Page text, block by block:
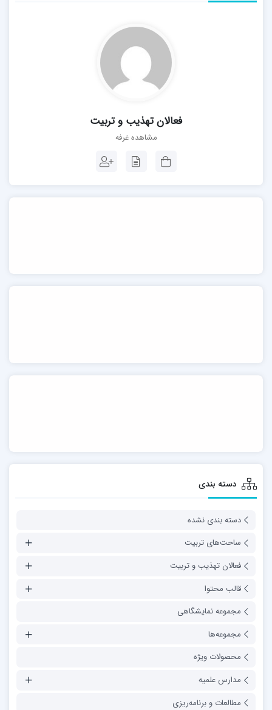
فعالان تهذیب و تربیت
مشاهده غرفه
دسته بندی
دسته بندی نشده
ساحت‌های تربیت
فعالان تهذیب و تربیت
قالب محتوا
مجموعه نمایشگاهی
مجموعه‌ها
محصولات ویژه
مدارس علمیه
مطالعات و برنامه‌ریزی